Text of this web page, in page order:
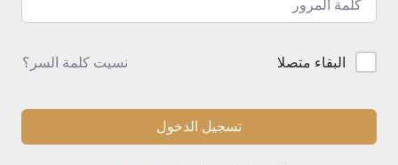
البقاء متصلا نسيت كلمة السر؟
تسجيل الدخول